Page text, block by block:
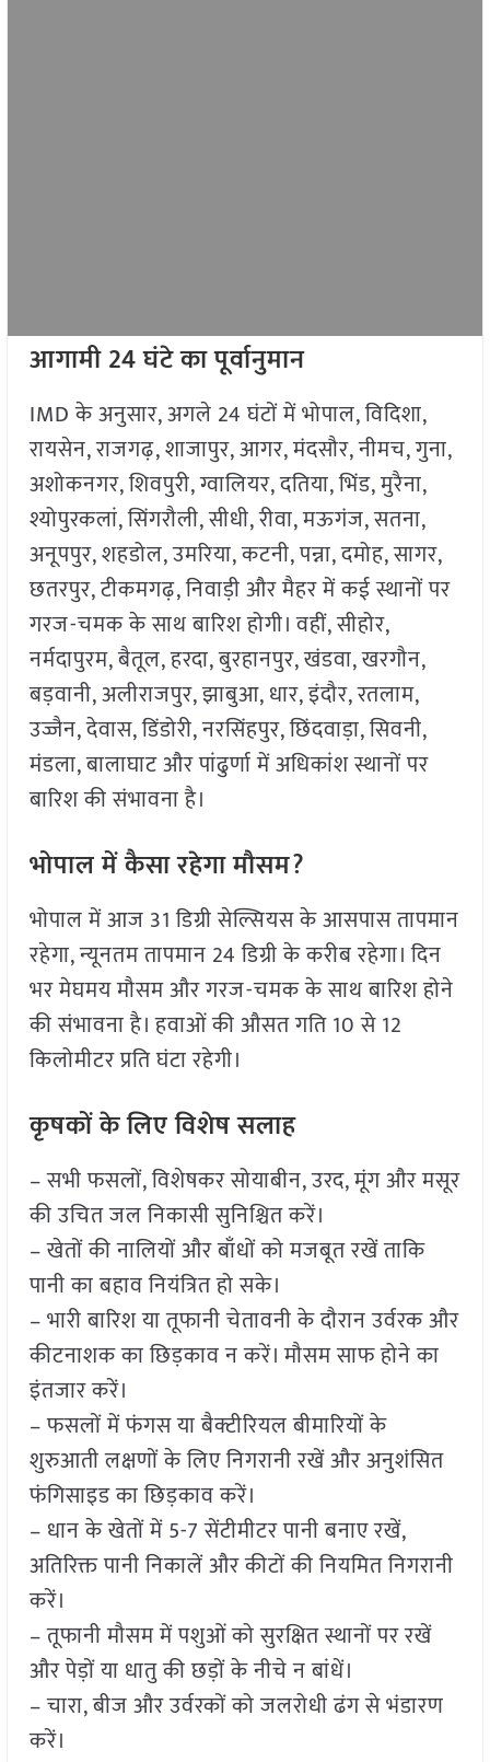
आगामी 24 घंटे का पूर्वानुमान
IMD के अनुसार, अगले 24 घंटों में भोपाल, विदिशा,
रायसेन, राजगढ़, शाजापुर, आगर, मंदसौर, नीमच, गुना,
अशोकनगर, शिवपुरी, ग्वालियर, दतिया, भिंड, मुरैना,
श्योपुरकलां, सिंगरौली, सीधी, रीवा, मऊगंज, सतना,
अनूपपुर, शहडोल, उमरिया, कटनी, पन्ना, दमोह, सागर,
छतरपुर, टीकमगढ़, निवाड़ी और मैहर में कई स्थानों पर
गरज-चमक के साथ बारिश होगी। वहीं, सीहोर,
नर्मदापुरम, बैतूल, हरदा, बुरहानपुर, खंडवा, खरगौन,
बड़वानी, अलीराजपुर, झाबुआ, धार, इंदौर, रतलाम,
उज्जैन, देवास, डिंडोरी, नरसिंहपुर, छिंदवाड़ा, सिवनी,
मंडला, बालाघाट और पांढुर्णा में अधिकांश स्थानों पर
बारिश की संभावना है।
भोपाल में कैसा रहेगा मौसम?
भोपाल में आज 31 डिग्री सेल्सियस के आसपास तापमान
रहेगा, न्यूनतम तापमान 24 डिग्री के करीब रहेगा। दिन
भर मेघमय मौसम और गरज-चमक के साथ बारिश होने
की संभावना है। हवाओं की औसत गति 10 से 12
किलोमीटर प्रति घंटा रहेगी।
कृषकों के लिए विशेष सलाह
– सभी फसलों, विशेषकर सोयाबीन, उरद, मूंग और मसूर
की उचित जल निकासी सुनिश्चित करें।
– खेतों की नालियों और बाँधों को मजबूत रखें ताकि
पानी का बहाव नियंत्रित हो सके।
– भारी बारिश या तूफानी चेतावनी के दौरान उर्वरक और
कीटनाशक का छिड़काव न करें। मौसम साफ होने का
इंतजार करें।
– फसलों में फंगस या बैक्टीरियल बीमारियों के
शुरुआती लक्षणों के लिए निगरानी रखें और अनुशंसित
फंगिसाइड का छिड़काव करें।
– धान के खेतों में 5-7 सेंटीमीटर पानी बनाए रखें,
अतिरिक्त पानी निकालें और कीटों की नियमित निगरानी
करें।
– तूफानी मौसम में पशुओं को सुरक्षित स्थानों पर रखें
और पेड़ों या धातु की छड़ों के नीचे न बांधें।
– चारा, बीज और उर्वरकों को जलरोधी ढंग से भंडारण
करें।